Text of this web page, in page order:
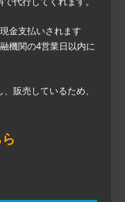
金支払いされます
機関の4営業日以内に
販売しているため、